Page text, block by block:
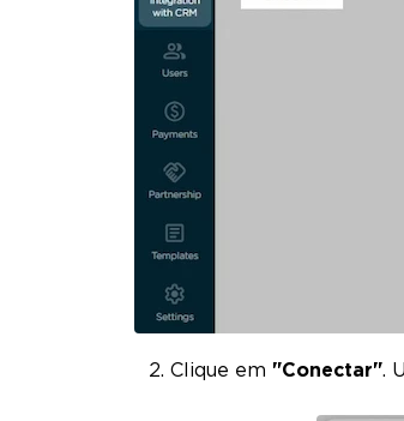
Clique em "Conectar".